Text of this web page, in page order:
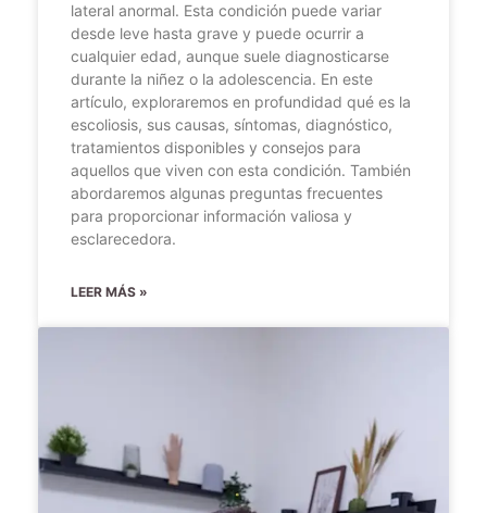
lateral anormal. Esta condición puede variar
desde leve hasta grave y puede ocurrir a
cualquier edad, aunque suele diagnosticarse
durante la niñez o la adolescencia. En este
artículo, exploraremos en profundidad qué es la
escoliosis, sus causas, síntomas, diagnóstico,
tratamientos disponibles y consejos para
aquellos que viven con esta condición. También
abordaremos algunas preguntas frecuentes
para proporcionar información valiosa y
esclarecedora.
LEER MÁS »